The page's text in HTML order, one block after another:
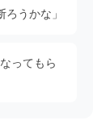
うかな」
ってもら